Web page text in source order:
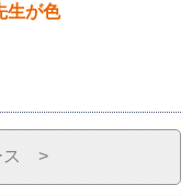
生が色
ス >